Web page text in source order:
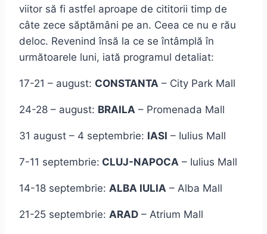
viitor să fi astfel aproape de cititorii timp de
câte zece săptămâni pe an. Ceea ce nu e rău
deloc. Revenind însă la ce se întâmplă în
următoarele luni, iată programul detaliat:
17-21 – august: CONSTANTA – City Park Mall
24-28 – august: BRAILA – Promenada Mall
31 august – 4 septembrie: IASI – Iulius Mall
7-11 septembrie: CLUJ-NAPOCA – Iulius Mall
14-18 septembrie: ALBA IULIA – Alba Mall
21-25 septembrie: ARAD – Atrium Mall